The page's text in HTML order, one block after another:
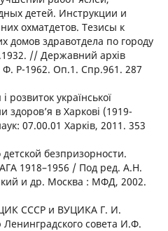
детей. Инструкции и
охматдетов. Тезисы к
домов здравотдела по городу
// Державний архів
Ф. Р-1962. Оп.1. Спр.961. 287
української
здоров’я в Харкові (1919-
07.00.01 Харків, 2011. 353
безпризорности.
1918–1956 / Под ред. А.Н.
и др. Москва : МФД, 2002.
СССР и ВУЦИКА Г. И.
совета И.Ф.